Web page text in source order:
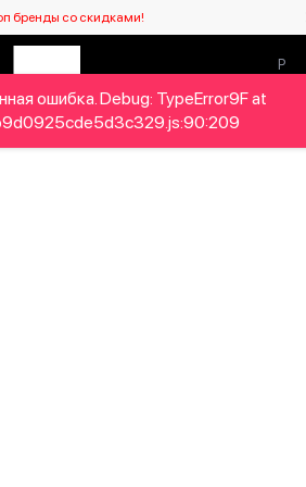
бренды со скидками!
Бренды Новый сезон
ошибка. Debug: TypeError9F at